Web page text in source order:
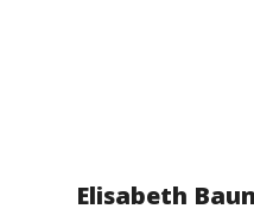
Elisabeth